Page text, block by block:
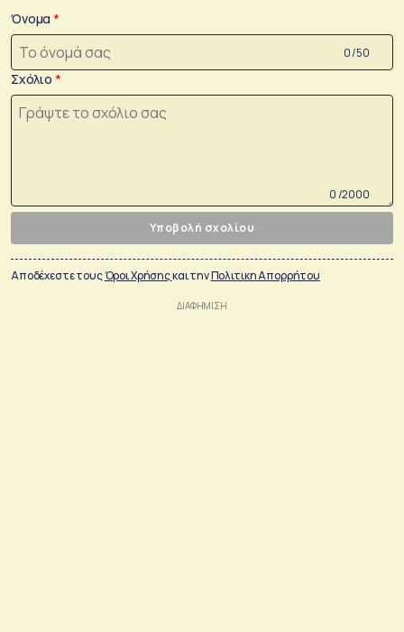
Όνομα
0 /50
Σχόλιο
0 /2000
Υποβολή σχολίου
Αποδέχεστε τουςΌροι Χρήσηςκαι τηνΠολιτικη Απορρήτου